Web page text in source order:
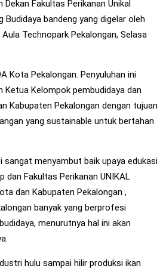
Fakultas Perikanan Unikal
Budidaya bandeng yang digelar oleh
Technopark Pekalongan, Selasa
Kota Pekalongan. Penyuluhan ini
Ketua Kelompok pembudidaya dan
Kabupaten Pekalongan dengan tujuan
yang sustainable untuk bertahan
sangat menyambut baik upaya edukasi
dan Fakultas Perikanan UNIKAL
dan Kabupaten Pekalongan ,
banyak yang berprofesi
menurutnya hal ini akan
hulu sampai hilir produksi ikan